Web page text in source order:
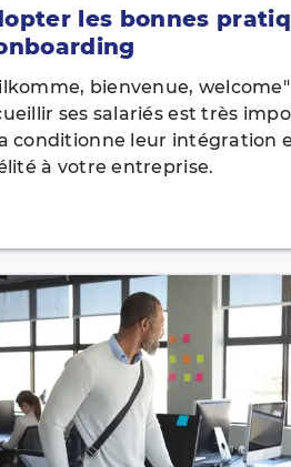
les bonnes
bienvenue,
ses salariés est très
conditionne leur intégration
à votre entreprise.